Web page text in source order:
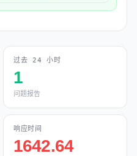
过去 24 小时
1
问题报告
响应时间
1642.64